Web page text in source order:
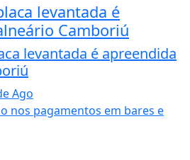
levantada é
Camboriú
levantada é apreendida
Ago